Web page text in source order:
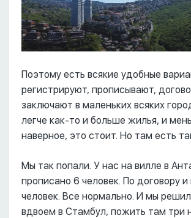
Поэтому есть всякие удобные
регистрируют, прописывают,
заключают в маленьких всяких
легче как-то и больше жилья, и
наверное, это стоит. Но там есть
Мы так попали. У нас на вилле в
прописано 6 человек. По договору
человек. Все нормально. И мы
вдвоем в Стамбул, пожить там три